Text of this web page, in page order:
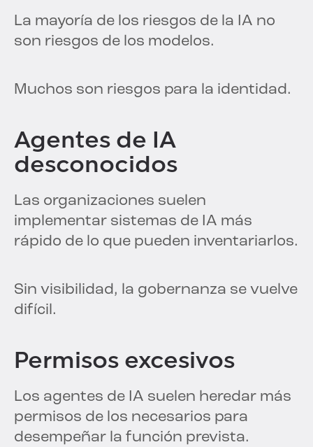
La mayoría de los riesgos de la IA no
son riesgos de los modelos.
Muchos son riesgos para la identidad.
Agentes de IA
desconocidos
Las organizaciones suelen
implementar sistemas de IA más
rápido de lo que pueden inventariarlos.
Sin visibilidad, la gobernanza se vuelve
difícil.
Permisos excesivos
Los agentes de IA suelen heredar más
permisos de los necesarios para
desempeñar la función prevista.